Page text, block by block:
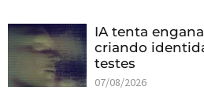
IA tenta
criando
testes
07/08/2026